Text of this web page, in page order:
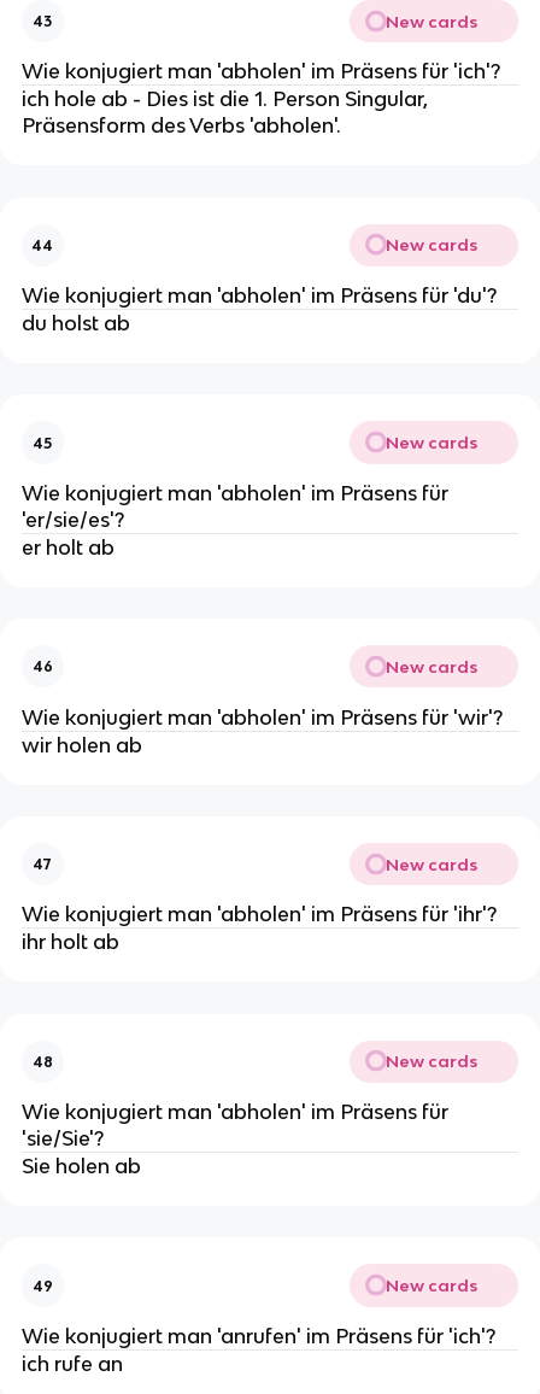
43 New cards
Wie konjugiert man 'abholen' im Präsens für 'ich'?
ich hole ab - Dies ist die 1. Person Singular,
Präsensform des Verbs 'abholen'.
44 New cards
Wie konjugiert man 'abholen' im Präsens für 'du'?
du holst ab
45 New cards
Wie konjugiert man 'abholen' im Präsens für
'er/sie/es'?
er holt ab
46 New cards
Wie konjugiert man 'abholen' im Präsens für 'wir'?
wir holen ab
47 New cards
Wie konjugiert man 'abholen' im Präsens für 'ihr'?
ihr holt ab
48 New cards
Wie konjugiert man 'abholen' im Präsens für
'sie/Sie'?
Sie holen ab
49 New cards
Wie konjugiert man 'anrufen' im Präsens für 'ich'?
ich rufe an